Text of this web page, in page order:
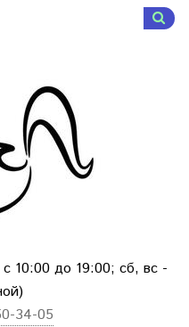
10:00 до 19:00; сб, вс -
)
34-05